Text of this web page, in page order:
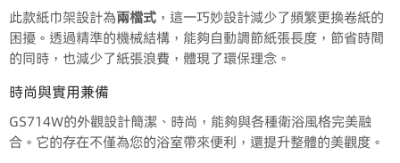
此款紙巾架設計為兩檔式 ，這一巧妙設計減少了頻繁更換卷紙的
困擾。透過精準的機械結構，能夠自動調節紙張長度，節省時間
的同時，也減少了紙張浪費，體現了環保理念。
時尚與實用兼備
GS714W的外觀設計簡潔、時尚，能夠與各種衛浴風格完美融
合。它的存在不僅為您的浴室帶來便利，還提升整體的美觀度。